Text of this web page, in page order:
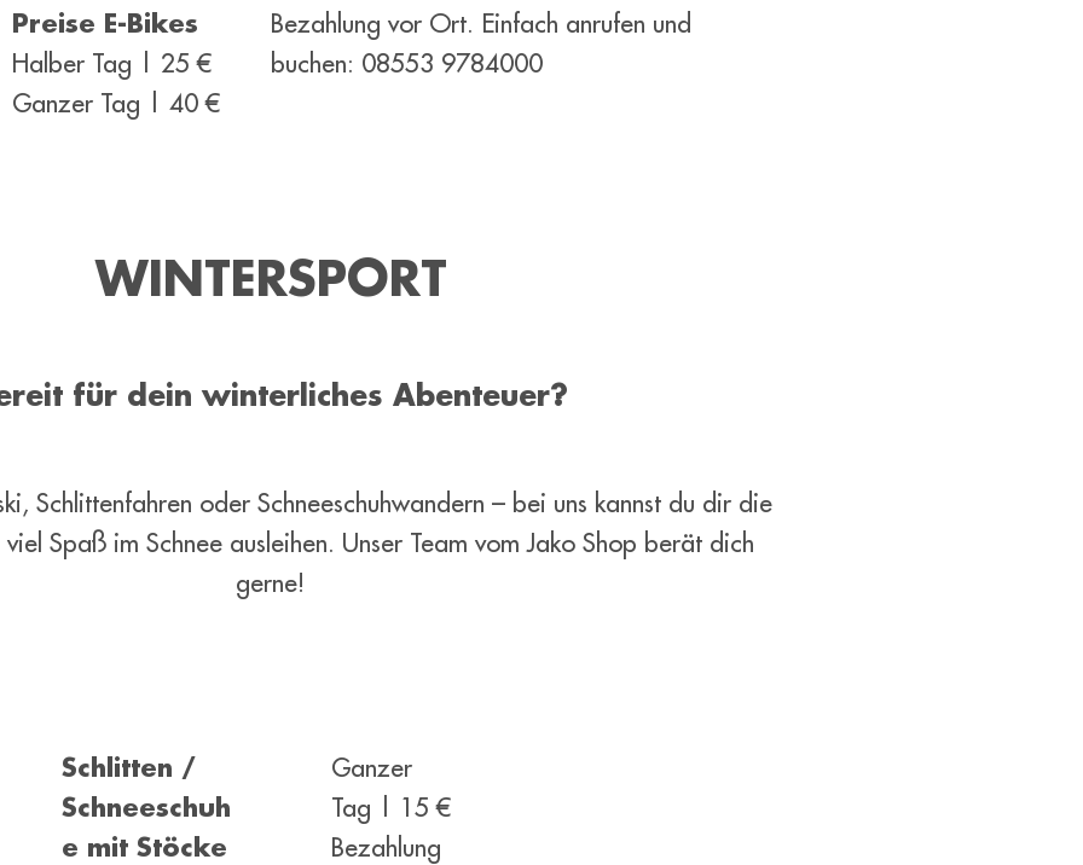
Preise E-Bikes
Halber Tag | 25 €
Ganzer Tag | 40 €
Bezahlung vor Ort. Einfach anrufen und
buchen: 08553 9784000
WINTERSPORT
für dein winterliches Abenteuer?
Schlittenfahren oder Schneeschuhwandern – bei uns kannst du dir die
Spaß im Schnee ausleihen. Unser Team vom Jako Shop berät dich
gerne!
Schlitten /
Schneeschuh
e mit Stöcke
Ganzer
Tag | 15 €
Bezahlung